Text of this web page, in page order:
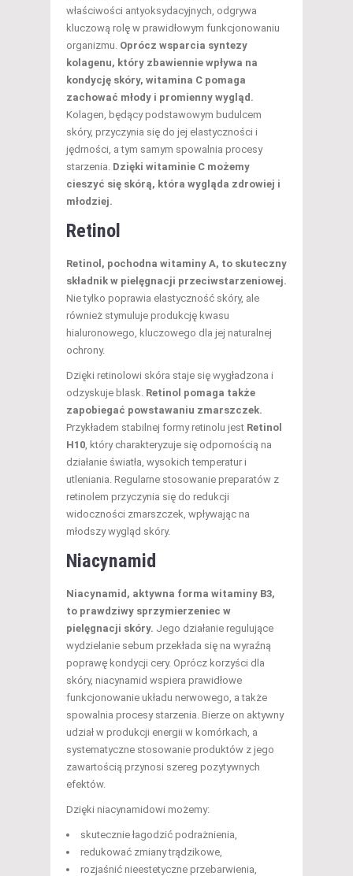
właściwości antyoksydacyjnych, odgrywa
kluczową rolę w prawidłowym funkcjonowaniu
organizmu. Oprócz wsparcia syntezy
kolagenu, który zbawiennie wpływa na
kondycję skóry, witamina C pomaga
zachować młody i promienny wygląd.
Kolagen, będący podstawowym budulcem
skóry, przyczynia się do jej elastyczności i
jędrności, a tym samym spowalnia procesy
starzenia. Dzięki witaminie C możemy
cieszyć się skórą, która wygląda zdrowiej i
młodziej.
Retinol
Retinol, pochodna witaminy A, to skuteczny
składnik w pielęgnacji przeciwstarzeniowej.
Nie tylko poprawia elastyczność skóry, ale
również stymuluje produkcję kwasu
hialuronowego, kluczowego dla jej naturalnej
ochrony.
Dzięki retinolowi skóra staje się wygładzona i
odzyskuje blask. Retinol pomaga także
zapobiegać powstawaniu zmarszczek.
Przykładem stabilnej formy retinolu jest Retinol
H10 , który charakteryzuje się odpornością na
działanie światła, wysokich temperatur i
utleniania. Regularne stosowanie preparatów z
retinolem przyczynia się do redukcji
widoczności zmarszczek, wpływając na
młodszy wygląd skóry.
Niacynamid
Niacynamid, aktywna forma witaminy B3,
to prawdziwy sprzymierzeniec w
pielęgnacji skóry. Jego działanie regulujące
wydzielanie sebum przekłada się na wyraźną
poprawę kondycji cery. Oprócz korzyści dla
skóry, niacynamid wspiera prawidłowe
funkcjonowanie układu nerwowego, a także
spowalnia procesy starzenia. Bierze on aktywny
udział w produkcji energii w komórkach, a
systematyczne stosowanie produktów z jego
zawartością przynosi szereg pozytywnych
efektów.
Dzięki niacynamidowi możemy:
skutecznie łagodzić podrażnienia,
redukować zmiany trądzikowe,
rozjaśnić nieestetyczne przebarwienia,